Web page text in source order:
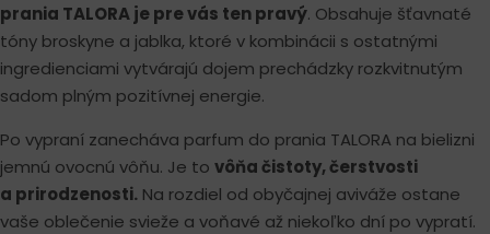
prania TALORA je pre vás ten pravý. Obsahuje šťavnaté
tóny broskyne a jablka, ktoré v kombinácii s ostatnými
ingredienciami vytvárajú dojem prechádzky rozkvitnutým
sadom plným pozitívnej energie.
Po vypraní zanecháva parfum do prania TALORA na bielizni
jemnú ovocnú vôňu. Je to vôňa čistoty, čerstvosti
a prirodzenosti. Na rozdiel od obyčajnej aviváže ostane
vaše oblečenie svieže a voňavé až niekoľko dní po vypratí.